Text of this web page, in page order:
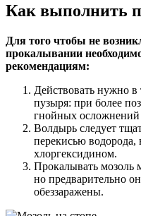
Как выполнить
Для того чтобы не
прокалывании
рекомендациям:
Действовать нужно в
пузыря: при более
гнойных осложнений
Волдырь следует
перекисью
хлоргексидином.
Прокалывать мозоль
но предварительно
обеззаражены.